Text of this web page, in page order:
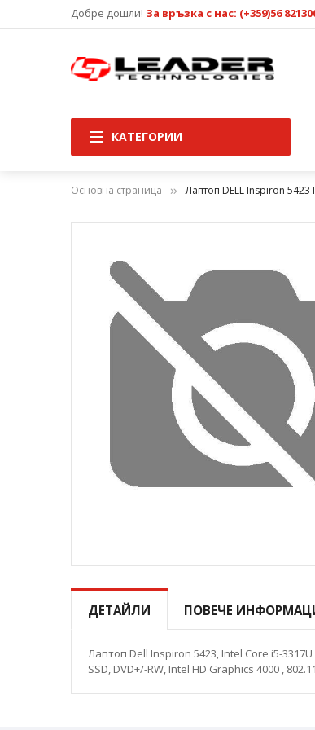
Добре дошли! За връзка с нас: (+359)56
КАТЕГОРИИ
Основна страница Лаптоп DELL Inspiron
галерията
изображенията
към
началото
снимки
ДЕТАЙЛИ ПОВЕЧЕ
Лаптоп Dell Inspiron 5423, Intel Core i5-3317U
SSD, DVD+/-RW, Intel HD Graphics 4000 ,